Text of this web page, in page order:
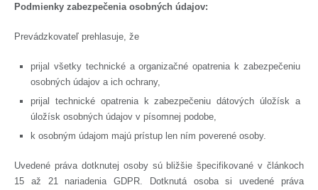
Podmienky zabezpečenia osobných údajov:
Prevádzkovateľ prehlasuje, že
prijal všetky technické a organizačné opatrenia k zabezpečeniu
osobných údajov a ich ochrany,
prijal technické opatrenia k zabezpečeniu dátových úložísk a
úložísk osobných údajov v písomnej podobe,
k osobným údajom majú prístup len ním poverené osoby.
Uvedené práva dotknutej osoby sú bližšie špecifikované v článkoch
15 až 21 nariadenia GDPR. Dotknutá osoba si uvedené práva